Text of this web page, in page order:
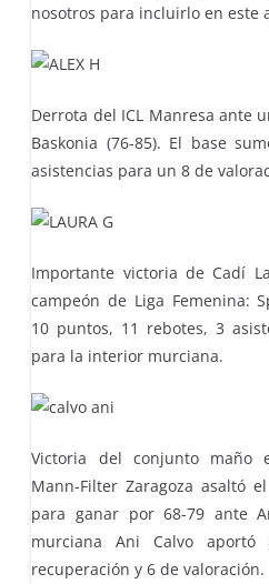
nosotros para incluirlo en este
Derrota del ICL Manresa ante
Baskonia (76-85). El base
asistencias para un 8 de
Importante victoria de Cadí
campeón de Liga Femenina:
10 puntos, 11 rebotes, 3
para la interior murciana.
Victoria del conjunto maño
Mann-Filter Zaragoza asaltó
para ganar por 68-79 ante
murciana Ani Calvo
recuperación y 6 de valoración.